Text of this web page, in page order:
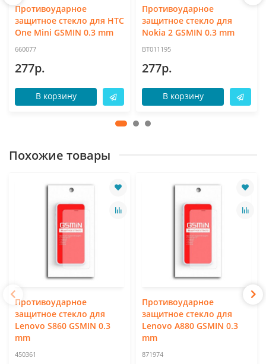
Противоударное
защитное стекло для HTC
One Mini GSMIN 0.3 mm
660077
277р.
В корзину
Противоударное
защитное стекло для
Nokia 2 GSMIN 0.3 mm
BT011195
277р.
В корзину
Похожие товары
Противоударное
защитное стекло для
Lenovo S860 GSMIN 0.3
mm
450361
Противоударное
защитное стекло для
Lenovo A880 GSMIN 0.3
mm
871974